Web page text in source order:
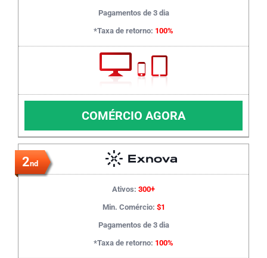
Pagamentos de 3 dia
*Taxa de retorno: 100%
COMÉRCIO AGORA
2nd
Ativos: 300+
Min. Comércio: $1
Pagamentos de 3 dia
*Taxa de retorno: 100%